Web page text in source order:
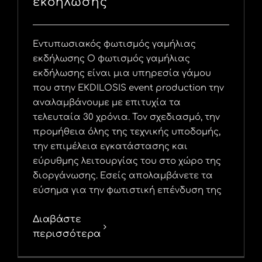
Εντυπωσιακός φωτισμός γαμήλιας
εκδήλωσης Ο φωτισμός γαμήλιας
εκδήλωσης είναι μια υπηρεσία γάμου
που στην EKDILOSIS event production την
αναλαμβάνουμε με επιτυχία τα
τελευταία 30 χρόνια. Τον σχεδιασμό, την
προμήθεια όλης της τεχνικής υποδομής,
την επιμέλεια εγκατάστασης και
εύρυθμης λειτουργίας του στο χώρο της
διοργάνωσης. Εσείς απολαμβάνετε τα
εύσημα για την φωτιστική επένδυση της
Διαβάστε
περισσότερα